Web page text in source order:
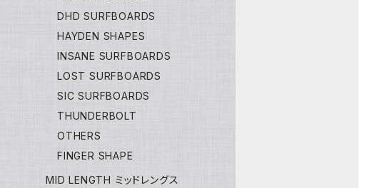
DHD SURFBOARDS
HAYDEN SHAPES
INSANE SURFBOARDS
LOST SURFBOARDS
SIC SURFBOARDS
THUNDERBOLT
OTHERS
FINGER SHAPE
MID LENGTH ミッドレングス